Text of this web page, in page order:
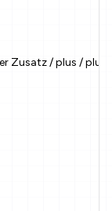
Zusatz / plus /